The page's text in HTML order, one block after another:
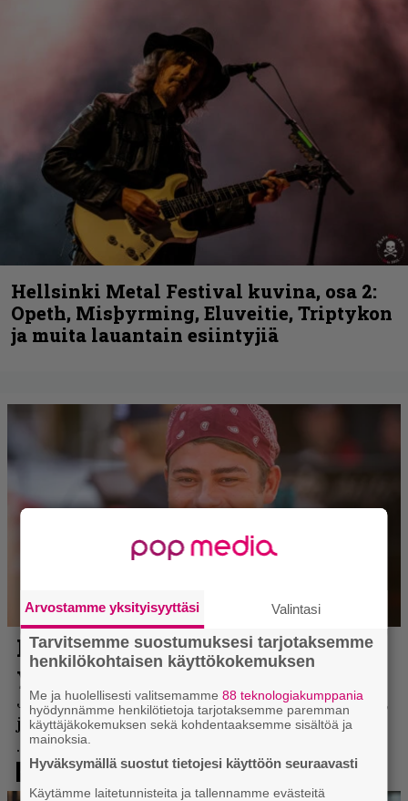
Hellsinki Metal Festival kuvina, osa 2:
Opeth, Misþyrming, Eluveitie, Triptykon
ja muita lauantain esiintyjiä
Arvostamme yksityisyyttäsi Valintasi
Tarvitsemme suostumuksesi tarjotaksemme
henkilökohtaisen käyttökokemuksen
Me ja huolellisesti valitsemamme88 teknologiakumppania
hyödynnämme henkilötietoja tarjotaksemme paremman
käyttäjäkokemuksen sekä kohdentaaksemme sisältöä ja
mainoksia.
Hyväksymällä suostut tietojesi käyttöön seuraavasti
Käytämme laitetunnisteita ja tallennamme evästeitä